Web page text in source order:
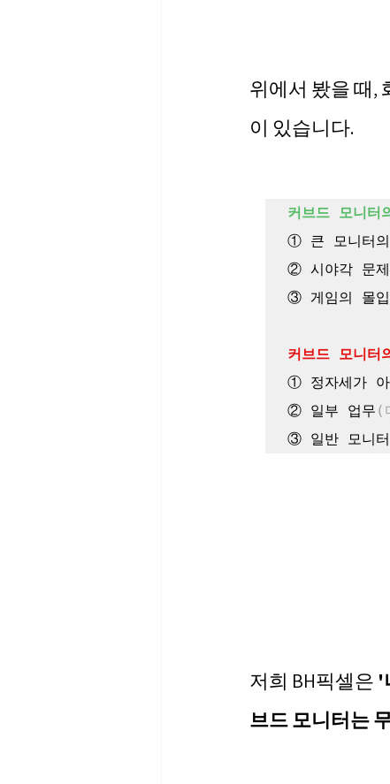
위에서 봤을 때,
이 있습니다.
커브드 모니터
① 큰 모니터
② 시야각 문
③ 게임의 몰입
커브드 모니터
① 정자세가 아
② 일부 업무 (
③ 일반 모니
저희 BH픽셀은 '
브드 모니터는